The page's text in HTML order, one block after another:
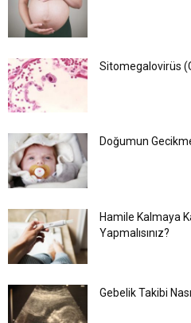
Sitomegalovirüs
Doğumun
Hamile Kalmaya
Yapmalısınız?
Gebelik Takibi